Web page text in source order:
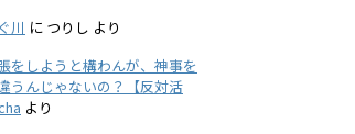
川 に つりし より
をしようと構わんが、神事を
うんじゃないの？【反対活
より